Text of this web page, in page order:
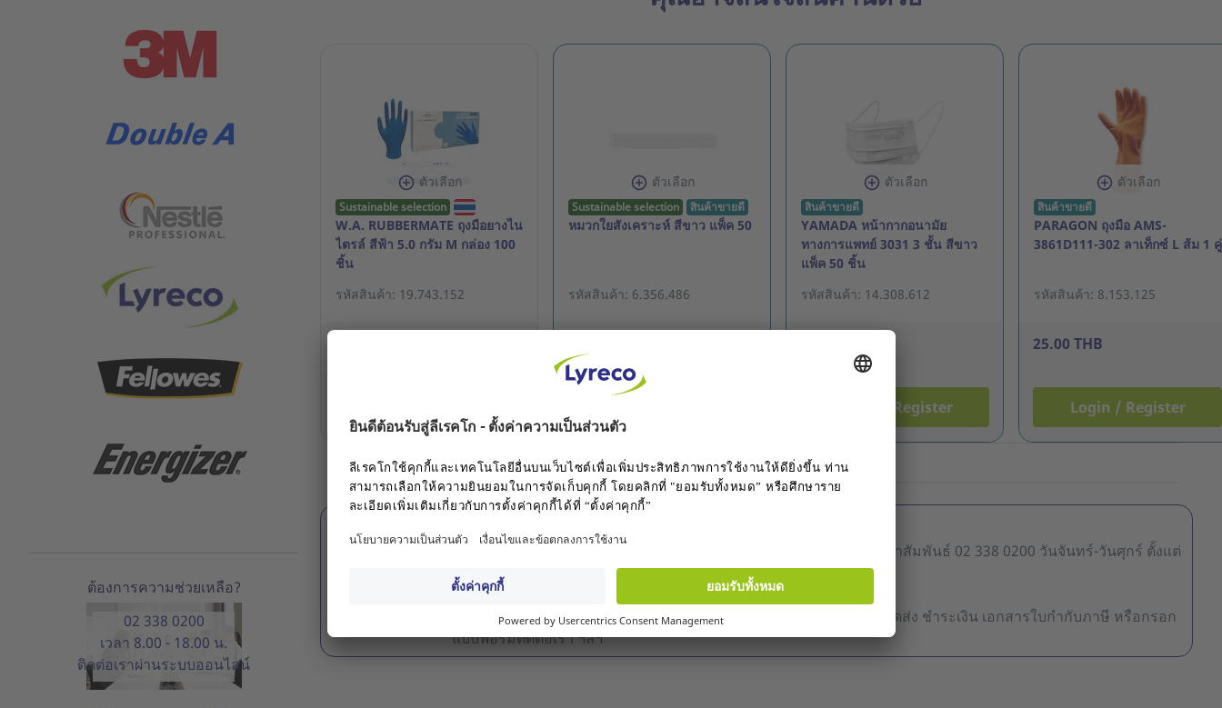
ต้องการความช่วยเหลือ?
02 338 0200
เวลา 8.00 - 18.00 น.
ติดต่อเราผ่านระบบออนไลน์
ตัวเลือก
Sustainable selection
W.A. RUBBERMATE ถุงมือยางไน
ไตรล์ สีฟ้า 5.0 กรัม M กล่อง 100
ชิ้น
รหัสสินค้า: 19.743.152
ตัวเลือก
Sustainable selection สินค้าขายดี
หมวกใยสังเคราะห์ สีขาว แพ็ค 50
รหัสสินค้า: 6.356.486
ตัวเลือก
สินค้าขายดี
YAMADA หน้ากากอนามัย
ทางการแพทย์ 3031 3 ชั้น สีขาว
แพ็ค 50 ชิ้น
รหัสสินค้า: 14.308.612
Login / Register
ตัวเลือก
สินค้าขายดี
PARAGON ถุงมือ AMS-
3861D111-302 ลาเท็กซ์ L ส้ม 1 คู่
รหัสสินค้า: 8.153.125
25.00 THB
Login / Register
แสดงผลต่อหน้า :
ต้องการความช่วยเหลือ?
ลูกค้าสัมพันธ์ 02 338 0200 วันจันทร์-วันศุกร์ ตั้งแต่
08.00-17.00 น.
ติดต่อเราผ่านศูนย์ช่วยเหลือ
ติดต่อศูนย์ช่วยเหลือเพื่อดูข้อมูลคำถามที่พบบ่อย การสั่งซื้อ สินค้า การจัดส่ง ชำระเงิน เอกสารใบกำกับภาษี หรือกรอก
แบบฟอร์มติดต่อเรา ฯลฯ